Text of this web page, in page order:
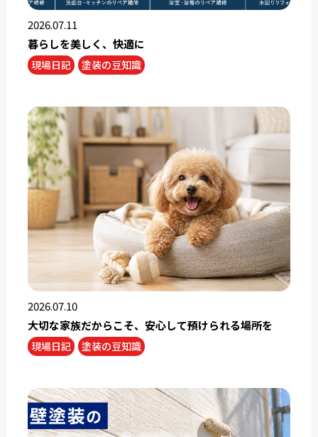
2026.07.11
暮らしを美しく、快適に
現場日記 塗装の豆知識
2026.07.10
大切な家族だからこそ、安心して預けられる場所を
現場日記 塗装の豆知識